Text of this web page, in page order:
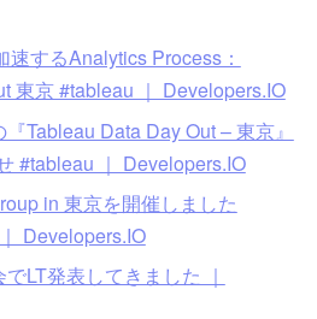
するAnalytics Process：
東京 #tableau ｜ Developers.IO
Tableau Data Day Out – 東京』
#tableau ｜ Developers.IO
in 東京を開催しました
Developers.IO
LT発表してきました ｜